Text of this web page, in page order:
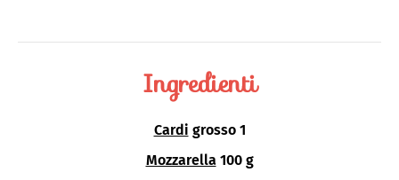
Ingredienti
Cardi grosso 1
Mozzarella 100 g